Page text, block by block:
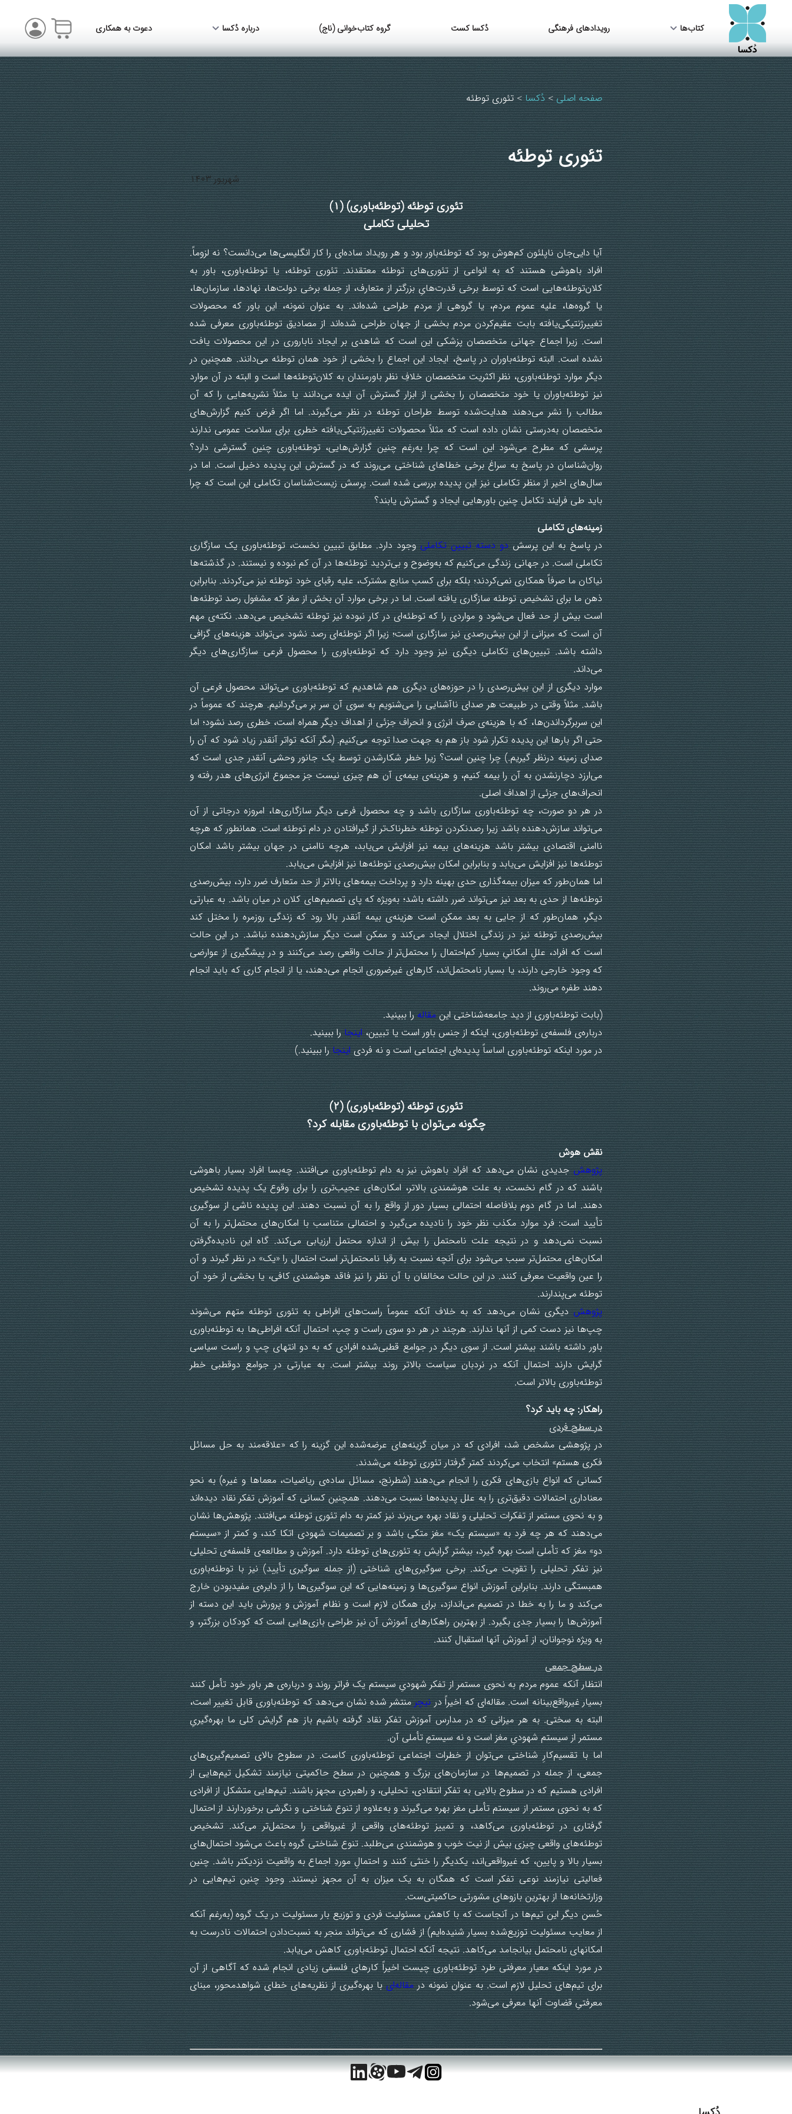
کتاب‌ها رویدادهای فرهنگی دُکسا کست گروه کتاب‌خوانی (ناج) درباره دُکسا دعوت به همکاری
صفحه اصلی > دُکسا > تئوری توطئه
تئوری توطئه
شهریور ۱۴۰۳
تئوری توطئه (توطئه‌باوری) (۱)
تحلیلی تکاملی
آیا دایی‌جان ناپلئون کم‌هوش بود که توطئه‌باور بود و هر رویداد ساده‌ای را کار انگلیسی‌ها می‌دانست؟ نه لزوماً.
افراد باهوشی هستند که به انواعی از تئوری‌های توطئه معتقدند. تئوری توطئه، یا توطئه‌باوری، باور به
کلان‌توطئه‌هایی است که توسط برخی قدرت‌هایِ بزرگتر از متعارف، از جمله برخی دولت‌ها، نهادها، سازمان‌ها،
یا گروه‌ها، علیه عموم مردم، یا گروهی از مردم طراحی شده‌اند. به عنوان نمونه، این باور که محصولات
تغییرژنتیکی‌یافته بابت عقیم‌کردن مردم بخشی از جهان طراحی شده‌اند از مصادیق توطئه‌باوری معرفی شده
است. زیرا اجماع جهانی متخصصان پزشکی این است که شاهدی بر ایجاد ناباروری در این محصولات یافت
نشده است. البته توطئه‌باوران در پاسخ، ایجاد این اجماع را بخشی از خود همان توطئه می‌دانند. همچنین در
دیگر موارد توطئه‌باوری، نظر اکثریت متخصصان خلافِ نظر باورمندان به کلان‌توطئه‌ها است و البته در آن موارد
نیز توطئه‌باوران یا خود متخصصان را بخشی از ابزار گسترش آن ایده می‌دانند یا مثلاً نشریه‌هایی را که آن
مطالب را نشر می‌دهند هدایت‌شده توسط طراحان توطئه در نظر می‌گیرند. اما اگر فرض کنیم گزارش‌های
متخصصان به‌درستی نشان داده‌ است که مثلاً محصولات تغییر‌ژنتیکی‌یافته خطری برای سلامت عمومی ندارند
پرسشی که مطرح می‌شود این است که چرا به‌رغم چنین گزارش‌هایی، توطئه‌باوری چنین گسترشی دارد؟
روان‌شناسان در پاسخ به سراغ برخی خطاهای شناختی می‌روند که در گسترش این پدیده دخیل‌ است. اما در
سال‌های اخیر از منظر تکاملی نیز این پدیده بررسی شده است. پرسش زیست‌شناسان تکاملی این است که چرا
باید طی فرایند تکامل چنین باورهایی ایجاد و گسترش یابند؟
زمینه‌های تکاملی
در پاسخ به این پرسش دو دسته تبیین تکاملیوجود دارد. مطابق تبیین نخست، توطئه‌باوری یک سازگاری
تکاملی است. در جهانی زندگی می‌کنیم که به‌وضوح و بی‌تردید توطئه‌ها در آن کم نبوده و نیستند. در گذشته‌ها
نیاکان ما صرفاً همکاری نمی‌کردند؛ بلکه برای کسب منابع مشترک، علیه رقبای خود توطئه نیز می‌کردند. بنابراین
ذهن ما برای تشخیص توطئه سازگاری یافته است. اما در برخی موارد آن بخش از مغز که مشغول رصد توطئه‌ها
است بیش از حد فعال می‌شود و مواردی را که توطئه‌ای در کار نبوده نیز توطئه تشخیص می‌دهد. نکته‌ی مهم
آن است که میزانی از این بیش‌رصدی نیز سازگاری است؛ زیرا اگر توطئه‌ای رصد نشود می‌تواند هزینه‌های گزافی
داشته باشد. تبیین‌های تکاملی دیگری نیز وجود دارد که توطئه‌باوری را محصول فرعی سازگاری‌های دیگر
می‌داند.
موارد دیگری از این بیش‌رصدی را در حوزه‌های دیگری هم شاهدیم که توطئه‌باوری می‌تواند محصول فرعی آن
باشد. مثلاً وقتی در طبیعت هر صدای ناآشنایی را می‌شنویم به سوی آن سر بر می‌گردانیم. هرچند که عموماً در
این سربرگرداندن‌ها، که با هزینه‌ی صرف انرژی و انحراف جزئی از اهداف دیگر همراه است، خطری رصد نشود؛ اما
حتی اگر بارها این پدیده تکرار شود باز هم به جهت صدا توجه می‌کنیم. (مگر آنکه تواتر آنقدر زیاد شود که آن را
صدای زمینه درنظر گیریم.) چرا چنین است؟ زیرا خطر شکارشدن توسط یک جانور وحشی آنقدر جدی است که
می‌ارزد دچارنشدن به آن را بیمه کنیم، و هزینه‌ی بیمه‌ی آن هم چیزی نیست جز مجموع انرژی‌های هدر رفته و
انحراف‌های جزئی از اهداف اصلی.
در هر دو صورت، چه توطئه‌باوری سازگاری باشد و چه محصول فرعی دیگر سازگاری‌ها، امروزه درجاتی از آن
می‌تواند سازش‌دهنده باشد زیرا رصدنکردن توطئه خطرناک‌تر از گیرافتادن در دام توطئه است. همانطور که هرچه
ناامنی اقتصادی بیشتر باشد هزینه‌های بیمه نیز افزایش می‌یابد، هرچه ناامنی در جهان بیشتر باشد امکان
توطئه‌ها نیز افزایش می‌یابد و بنابراین امکان بیش‌رصدی توطئه‌ها نیز افزایش می‌یابد.
اما همان‌طور که میزان بیمه‌گذاری حدی بهینه دارد و پرداخت بیمه‌های بالاتر از حد متعارف ضرر دارد، بیش‌رصدی
توطئه‌ها از حدی به بعد نیز می‌تواند ضرر داشته باشد؛ به‌ویژه که پای تصمیم‌های کلان در میان باشد. به عبارتی
دیگر، همان‌طور که از جایی به بعد ممکن است هزینه‌ی بیمه آنقدر بالا رود که زندگی روزمره را مختل کند
بیش‌رصدی توطئه نیز در زندگی اختلال ایجاد می‌کند و ممکن است دیگر سازش‌دهنده نباشد. در این حالت
است که افراد، عللِ امکانیِ بسیار کم‌احتمال را محتمل‌تر از حالت واقعی رصد می‌کنند و در پیشگیری از عوارضی
که وجود خارجی دارند، یا بسیار نامحتمل‌اند، کارهای غیرضروری انجام می‌دهند، یا از انجام کاری که باید انجام
دهند طفره می‌روند.
(بابت توطئه‌باوری از دید جامعه‌شناختی اینمقاله را ببینید.
درباره‌ی فلسفه‌ی توطئه‌باوری، اینکه از جنس باور است یا تبیین،اینجا را ببینید.
در مورد اینکه توطئه‌باوری اساساً پدیده‌ای اجتماعی است و نه فردیاینجا را ببینید.)
تئوری توطئه (توطئه‌باوری) (۲)
چگونه می‌توان با توطئه‌باوری مقابله کرد؟
نقش هوش
پژوهشجدیدی نشان می‌دهد که افراد باهوش نیز به دام توطئه‌باوری می‌افتند. چه‌بسا افراد بسیار باهوشی
باشند که در گام نخست، به علت هوشمندی بالاتر، امکان‌های عجیب‌تری را برای وقوع یک پدیده تشخیص
دهند. اما در گام دوم بلافاصله احتمالی بسیار دور از واقع را به آن نسبت دهند. این پدیده ناشی از سوگیری
تأیید است: فرد موارد مکذب نظر خود را نادیده می‌گیرد و احتمالی متناسب با امکان‌های محتمل‌تر را به آن
نسبت نمی‌دهد و در نتیجه علت نامحتمل را بیش از اندازه محتمل ارزیابی می‌کند. گاه این نادیده‌گرفتن
امکان‌های محتمل‌تر سبب می‌شود برای آنچه نسبت به رقبا نامحتمل‌تر است احتمال را «یک» در نظر ‌گیرند و آن
را عین واقعیت معرفی کنند. در این حالت مخالفان با آن نظر را نیز فاقد هوشمندی کافی، یا بخشی از خود آن
توطئه می‌پندارند.
پژوهشدیگری نشان می‌دهد که به خلاف آنکه عموماً راست‌های افراطی به تئوری توطئه متهم می‌شوند
چپ‌ها نیز دست کمی از آنها ندارند. هرچند در هر دو سوی راست و چپ، احتمال آنکه افراطی‌ها به توطئه‌باوری
باور داشته باشند بیشتر است. از سوی دیگر در جوامع قطبی‌شده افرادی که به دو انتهای چپ و راست سیاسی
گرایش دارند احتمال آنکه در نردبان سیاست بالاتر روند بیشتر است. به عبارتی در جوامع دوقطبی خطر
توطئه‌باوری بالاتر است.
راهکار: چه باید کرد؟
در سطح فردی
در پژوهشی مشخص شد، افرادی که در میان گزینه‌های عرضه‌شده این گزینه را که «علاقه‌مند به حل مسائل
فکری هستم» انتخاب می‌کردند کمتر گرفتار تئوری توطئه می‌شدند.
کسانی که انواع بازی‌های فکری را انجام می‌دهند (شطرنج، مسائل ساده‌‌ی ریاضیات، معماها و غیره) به نحو
معناداری احتمالات دقیق‌تری را به علل پدیده‌ها نسبت می‌دهند. همچنین کسانی که آموزش تفکر نقاد دیده‌اند
و به نحوی مستمر از تفکرات تحلیلی و نقاد بهره می‌برند نیز کمتر به دام تئوری توطئه می‌افتند. پژوهش‌ها نشان
می‌دهند که هر چه فرد به «سیستم یک» مغز متکی باشد و بر تصمیمات شهودی اتکا کند، و کمتر از «سیستم
دو» مغز که تأملی است بهره گیرد، بیشتر گرایش به تئوری‌های توطئه دارد. آموزش و مطالعه‌ی فلسفه‌ی تحلیلی
نیز تفکر تحلیلی را تقویت می‌کند. برخی سوگیری‌های شناختی (از جمله سوگیری تأیید) نیز با توطئه‌باوری
همبستگی دارند. بنابراین آموزش انواع سوگیری‌ها و زمینه‌هایی که این سوگیری‌ها را از دایره‌ی مفیدبودن خارج
می‌کند و ما را به خطا در تصمیم می‌اندازد، برای همگان لازم است و نظام آموزش و پرورش باید این دسته از
آموزش‌ها را بسیار جدی بگیرد. از بهترین راهکارهای آموزش آن نیز طراحی بازی‌هایی است که کودکان بزرگتر، و
به ویژه نوجوانان، از آموزش آنها استقبال کنند.
در سطح جمعی
انتظار آنکه عموم مردم به نحوی مستمر از تفکر شهودیِ سیستم یک فراتر روند و درباره‌ی هر باور خود تأمل کنند
بسیار غیرواقع‌بینانه است. مقاله‌ای که اخیراً در نیچر منتشر شده نشان می‌دهد که توطئه‌باوری قابل تغییر است،
البته به سختی. به هر میزانی که در مدارس آموزش تفکر نقاد گرفته باشیم باز هم گرایش کلی ما بهره‌گیریِ
مستمر از سیستم شهودیِ مغز است و نه سیستمِ تأملی آن.
اما با تقسیم‌کارِ شناختی می‌توان از خطرات اجتماعی توطئه‌باوری کاست. در سطوح بالای تصمیم‌گیری‌های
جمعی، از جمله در تصمیم‌ها در سازمان‌های بزرگ و همچنین در سطح حاکمیتی نیازمند تشکیل تیم‌هایی از
افرادی هستیم که در سطوح بالایی به تفکر انتقادی، تحلیلی، و راهبردی مجهز‌ باشند. تیم‌هایی متشکل از افرادی
که به نحوی مستمر از سیستم تأملی مغز بهره می‌گیرند و به‌علاوه از تنوع شناختی و نگرشی برخوردارند از احتمال
گرفتاری در توطئه‌باوری می‌کاهد، و تمییز توطئه‌های واقعی از غیرواقعی را محتمل‌تر می‌کند. تشخیص
توطئه‌های واقعی چیزی بیش از نیت خوب و هوشمندی می‌طلبد. تنوع شناختی گروه باعث می‌شود احتمال‌های
بسیار بالا و پایین، که غیرواقعی‌اند، یکدیگر را خنثی کنند و احتمالِ موردِ اجماع به واقعیت نزدیکتر باشد. چنین
فعالیتی نیازمند نوعی تفکر است که همگان به یک میزان به آن مجهز نیستند. وجود چنین تیم‌هایی در
وزارتخانه‌ها از بهترین بازوهای مشورتی حاکمیتی‌ست.
حُسن دیگر این تیم‌ها در آنجاست که با کاهش مسئولیت فردی و توزیع بار مسئولیت در یک گروه (به‌رغم آنکه
از معایب مسئولیت توزیع‌شده بسیار شنیده‌ایم) از فشاری که می‌تواند منجر به نسبت‌دادن احتمالات نادرست به
امکان‎های نامحتمل بیانجامد می‌کاهد. نتیجه آنکه احتمال توطئه‌باوری کاهش می‌یابد.
در مورد اینکه معیار معرفتی طرد توطئه‌باوری چیست اخیراً کارهای فلسفی زیادی انجام شده که آگاهی از آن
برای تیم‌های تحلیل لازم است. به عنوان نمونه درمقاله‌ای با بهره‌گیری از نظریه‌های خطای شواهدمحور، مبنای
معرفتیِ قضاوت آنها معرفی می‌شود.